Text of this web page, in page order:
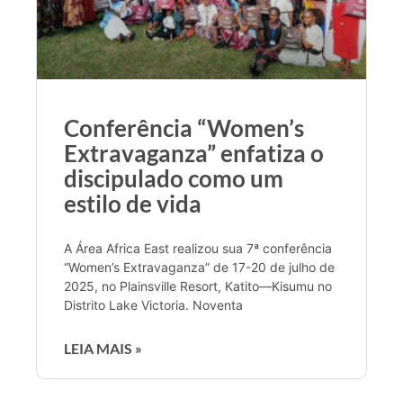
Conferência “Women’s
Extravaganza” enfatiza o
discipulado como um
estilo de vida
A Área Africa East realizou sua 7ª conferência
“Women’s Extravaganza” de 17-20 de julho de
2025, no Plainsville Resort, Katito—Kisumu no
Distrito Lake Victoria. Noventa
LEIA MAIS »